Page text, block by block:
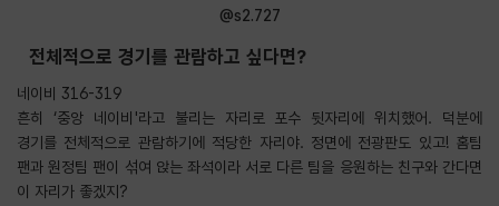
@s2.727
전체적으로 경기를 관람하고 싶다면?
네이비 316-319
흔히 ‘중앙 네이비'라고 불리는 자리로 포수 뒷자리에 위치했어. 덕분에
경기를 전체적으로 관람하기에 적당한 자리야. 정면에 전광판도 있고! 홈팀
팬과 원정팀 팬이 섞여 앉는 좌석이라 서로 다른 팀을 응원하는 친구와 간다면
이 자리가 좋겠지?